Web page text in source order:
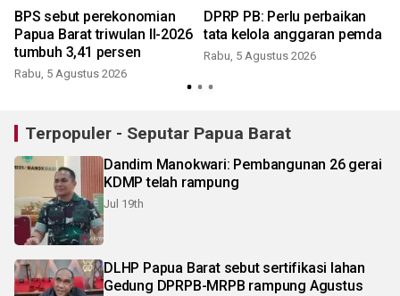
BPS sebut perekonomian
Papua Barat triwulan II-2026
tumbuh 3,41 persen
Rabu, 5 Agustus 2026
DPRP PB: Perlu perbaikan
tata kelola anggaran pemda
Rabu, 5 Agustus 2026
Terpopuler - Seputar Papua Barat
Dandim Manokwari: Pembangunan 26 gerai
KDMP telah rampung
Jul 19th
DLHP Papua Barat sebut sertifikasi lahan
Gedung DPRPB-MRPB rampung Agustus